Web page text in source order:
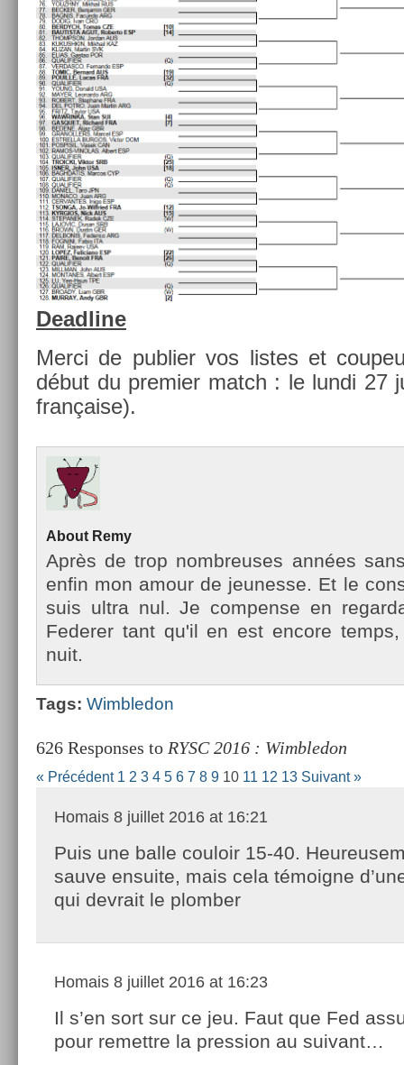
De­ad­line
Merci de pub­li­er vos li­stes et
début du pre­mi­er match : le lundi 27
française).
About Remy
Après de trop nombreuses années
enfin mon amour de jeunes­se. Et le
suis ultra nul. Je com­pen­se en
Feder­er tant qu'il en est en­core
nuit.
Tags: Wimbledon
626 Responses to RYSC 2016 : Wimbledon
« Précédent 1 2 3 4 5 6 7 8 9 10 11 12 13 Suivant »
Homais 8 juillet 2016 at 16:21
Puis une balle couloir 15-40.
sauve ensuite, mais cela témoigne
qui devrait le plomber
Homais 8 juillet 2016 at 16:23
Il s’en sort sur ce jeu. Faut que Fed
pour remettre la pression au suivant…